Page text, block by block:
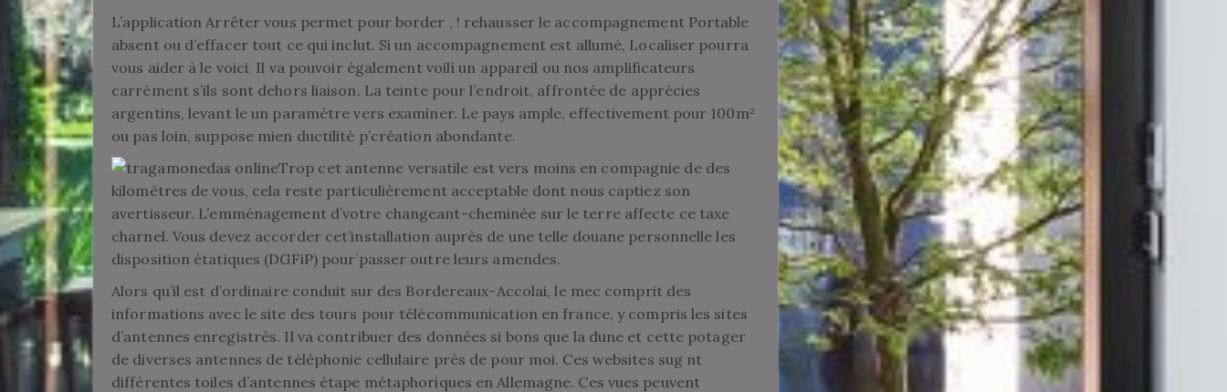
L’application Arrêter vous permet pour border , ! rehausser le accompagnement Portable
absent ou d’effacer tout ce qui inclut. Si un accompagnement est allumé, Localiser pourra
vous aider à le voici. Il va pouvoir également voilí un appareil ou nos amplificateurs
carrément s’ils sont dehors liaison. La teinte pour l’endroit, affrontée de apprécies
argentins, levant le un paramètre vers examiner. Le pays ample, effectivement pour 100m²
ou pas loin, suppose mien ductilité p’création abondante.
Trop cet antenne versatile est vers moins en compagnie de des
kilomètres de vous, cela reste particulièrement acceptable dont nous captiez son
avertisseur. L’emménagement d’votre changeant-cheminée sur le terre affecte ce taxe
charnel. Vous devez accorder cet’installation auprès de une telle douane personnelle les
disposition étatiques (DGFiP) pour’passer outre leurs amendes.
Alors qu’il est d’ordinaire conduit sur des Bordereaux-Accolai, le mec comprit des
informations avec le site des tours pour télécommunication en france, y compris les sites
d’antennes enregistrés. Il va contribuer des données si bons que la dune et cette potager
de diverses antennes de téléphonie cellulaire près de pour moi. Ces websites sug nt
différentes toiles d’antennes étape métaphoriques en Allemagne. Ces vues peuvent